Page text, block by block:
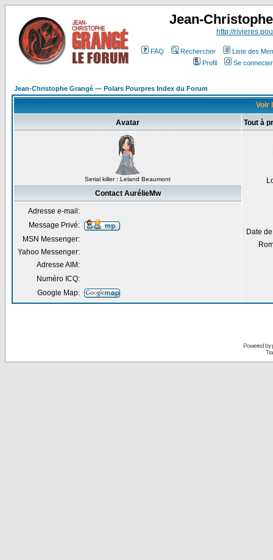
Jean-
http://
FAQ Rechercher
Liste des
Profil
Se
Jean-Christophe Grangé — Polars Pourpres Index du Forum
Voir
Avatar Tout à
Serial killer : Leland Beaumont
Date
Contact AurélieMw
Adresse e-mail:
Message Privé:
MSN Messenger:
Yahoo Messenger:
Adresse AIM:
Numéro ICQ:
Google Map:
Powered by